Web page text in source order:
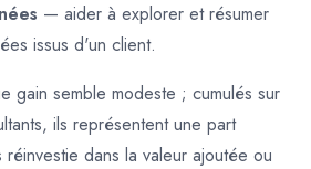
— aider à explorer et résumer
issus d'un client.
gain semble modeste ; cumulés sur
ils représentent une part
dans la valeur ajoutée ou